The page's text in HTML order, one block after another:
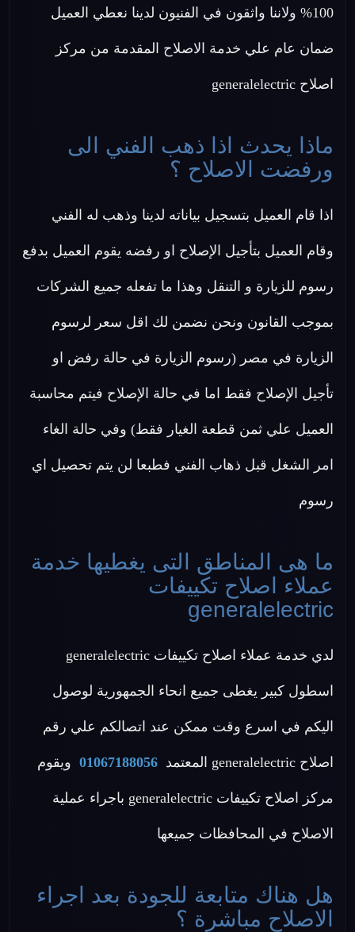
100% ولاننا واثقون في الفنيون لدينا نعطي العميل
ضمان عام علي خدمة الاصلاح المقدمة من مركز
اصلاح generalelectric
ماذا يحدث اذا ذهب الفني الى
ورفضت الاصلاح ؟
اذا قام العميل بتسجيل بياناته لدينا وذهب له الفني
وقام العميل بتأجيل الإصلاح او رفضه يقوم العميل بدفع
رسوم للزيارة و التنقل وهذا ما تفعله جميع الشركات
بموجب القانون ونحن نضمن لك اقل سعر لرسوم
الزيارة في مصر (رسوم الزيارة في حالة رفض او
تأجيل الإصلاح فقط اما في حالة الإصلاح فيتم محاسبة
العميل علي ثمن قطعة الغيار فقط) وفي حالة الغاء
امر الشغل قبل ذهاب الفني فطبعا لن يتم تحصيل اي
رسوم
ما هى المناطق التى يغطيها خدمة
عملاء اصلاح تكييفات
generalelectric
لدي خدمة عملاء اصلاح تكييفات generalelectric
اسطول كبير يغطى جميع انحاء الجمهورية لوصول
اليكم في اسرع وقت ممكن عند اتصالكم علي رقم
اصلاح generalelectric المعتمد 01067188056 ويقوم
مركز اصلاح تكييفات generalelectric باجراء عملية
الاصلاح في المحافظات جميعها
هل هناك متابعة للجودة بعد اجراء
الاصلاح مباشرة ؟